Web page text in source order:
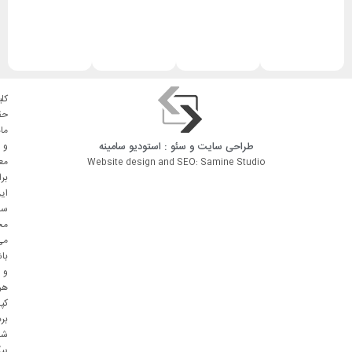
طراحی سایت و سئو : استودیو سامینه
Website design and SEO: Samine Studio
و
و